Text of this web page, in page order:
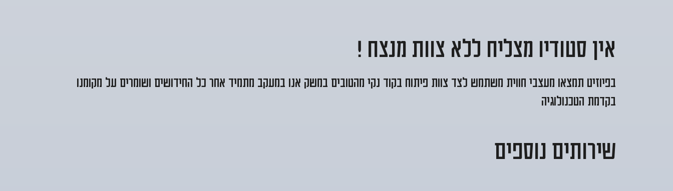
אין סטודיו מצליח ללא צוות מנצח !
בפיוזיט תמצאו מעצבי חווית משתמש לצד צוות פיתוח בקוד נקי מהטובים במשק אנו במעקב מתמיד אחר כל החידושים ושומרים על מקומנו
בקדמת הטכנולוגיה
שירותים נוספים